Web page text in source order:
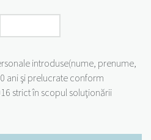
introduse(nume, prenume,
ani şi prelucrate conform
strict în scopul soluţionării